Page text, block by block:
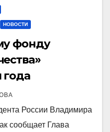
НОВОСТИ
фонду
года
России Владимира
сообщает Глава